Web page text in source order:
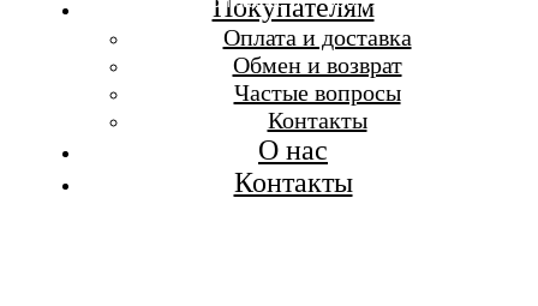
Покупателям
Оплата и доставка
Обмен и возврат
Частые вопросы
Контакты
О нас
Контакты